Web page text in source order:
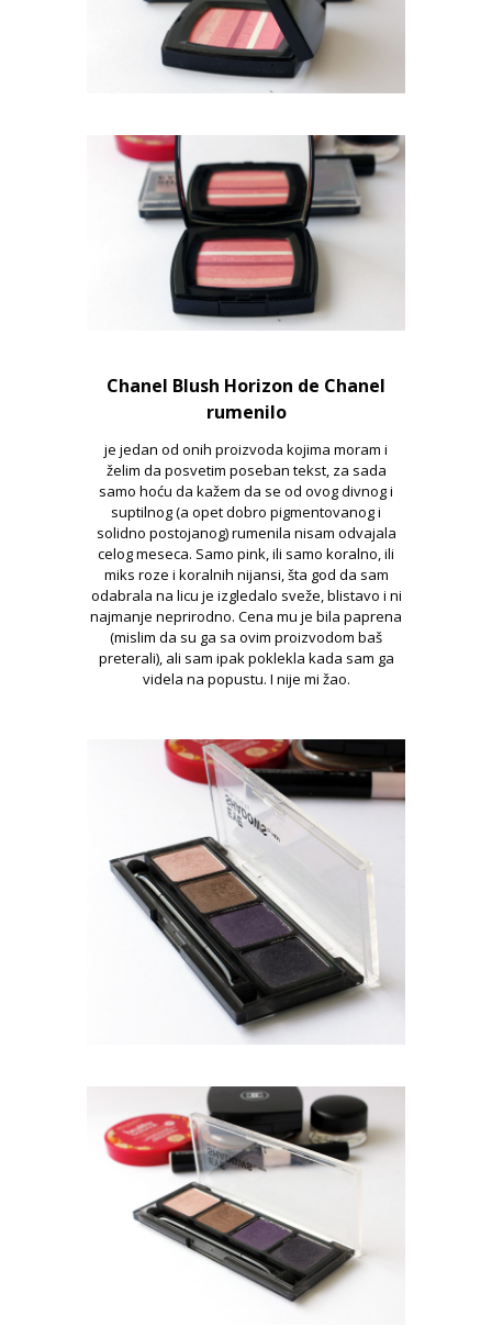
Chanel Blush Horizon de Chanel
rumenilo
je jedan od onih proizvoda kojima moram i
želim da posvetim poseban tekst, za sada
samo hoću da kažem da se od ovog divnog i
suptilnog (a opet dobro pigmentovanog i
solidno postojanog) rumenila nisam odvajala
celog meseca. Samo pink, ili samo koralno, ili
miks roze i koralnih nijansi, šta god da sam
odabrala na licu je izgledalo sveže, blistavo i ni
najmanje neprirodno. Cena mu je bila paprena
(mislim da su ga sa ovim proizvodom baš
preterali), ali sam ipak poklekla kada sam ga
videla na popustu. I nije mi žao.